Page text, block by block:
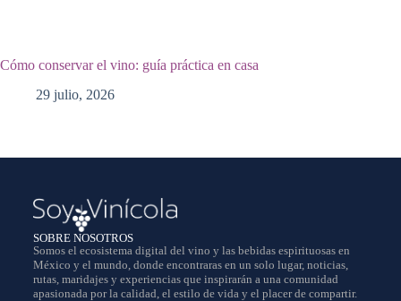
Cómo conservar el vino: guía práctica en casa
29 julio, 2026
SOBRE NOSOTROS
Somos el ecosistema digital del vino y las bebidas espirituosas en
México y el mundo, donde encontraras en un solo lugar, noticias,
rutas, maridajes y experiencias que inspirarán a una comunidad
apasionada por la calidad, el estilo de vida y el placer de compartir.